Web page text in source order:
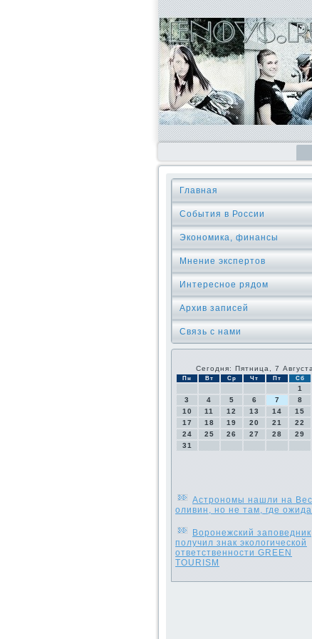
Главная
События в России
Экономика, финансы
Мнение экспертов
Интересное рядом
Архив записей
Связь с нами
Сегодня: Пятница, 7 Августа
Пн Вт Ср Чт Пт Сб
1
3
4 5 6 7 8
10
11 12 13 14 15
17
18 19 20 21 22
24
25 26 27 28 29
31
Астрономы нашли на
оливин, но не там, где
Воронежский заповедник
получил знак экологической
ответственности GREEN
TOURISM